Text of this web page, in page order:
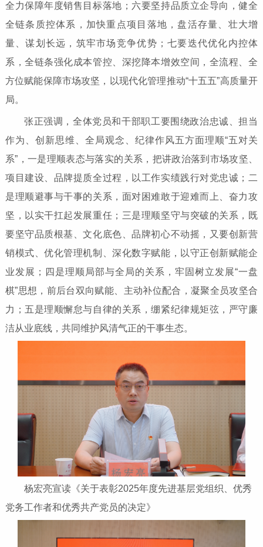
全力保障年度销售目标落地；六要坚持品质立企导向，健全
全链条质控体系，加快重点项目落地，盘活存量、壮大增
量、谋划长远，筑牢市场竞争优势；七要迭代优化内控体
系，全链条强化成本管控、深挖降本增效空间，全流程、全
方位赋能保障市场攻坚，以现代化管理推动“十五五”高质量开
局。
张正强调，全体党员和干部职工要围绕政治忠诚、担当
作为、创新思维、全局观念、纪律作风五方面理顺“五对关
系”，一是理顺表态与落实的关系，把讲政治落到市场攻坚、
项目建设、品牌提质全过程，以工作实绩践行对党忠诚；二
是理顺避事与干事的关系，面对困难敢于迎难而上、奋力攻
坚，以实干扛起发展重任；三是理顺坚守与突破的关系，既
要坚守品质根基、文化底色、品牌初心不动摇，又要创新营
销模式、优化管理机制、深化数字赋能，以守正创新赋能企
业发展；四是理顺局部与全局的关系，牢固树立发展“一盘
棋”思想，前后台双向赋能、主动补位配合，凝聚全员攻坚合
力；五是理顺懈怠与自律的关系，绷紧纪律规矩弦，严守廉
洁从业底线，共同维护风清气正的干事生态。
杨宏亮宣读《关于表彰2025年度先进基层党组织、优秀
党务工作者和优秀共产党员的决定》